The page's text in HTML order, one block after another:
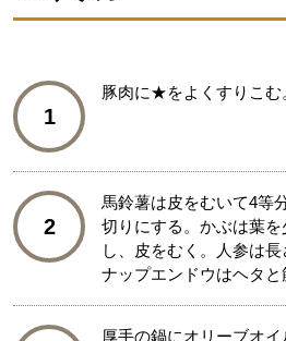
1
豚肉に★をよくすりこむ
2
馬鈴薯は皮をむいて4等
切りにする。かぶは葉
し、皮をむく。人参は
ナップエンドウはヘタと
厚手の鍋にオリーブオ